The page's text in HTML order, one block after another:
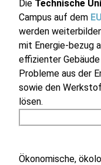
Die Technische
Campus auf dem
werden
mit Energie-bezug
effizienter
Probleme aus der
sowie den
lösen.
Ökonomische,